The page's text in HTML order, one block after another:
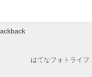
はてなフォトライフ